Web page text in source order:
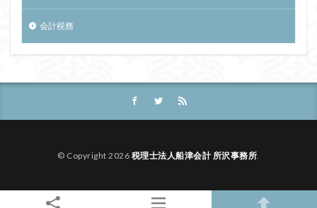
会計税務
© Copyright 2026 税理士法人船津会計 所沢事務所.